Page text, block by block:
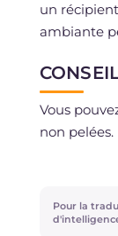
un
ambiante
Vous
non pelées.
amandes
d'épices
Pour la